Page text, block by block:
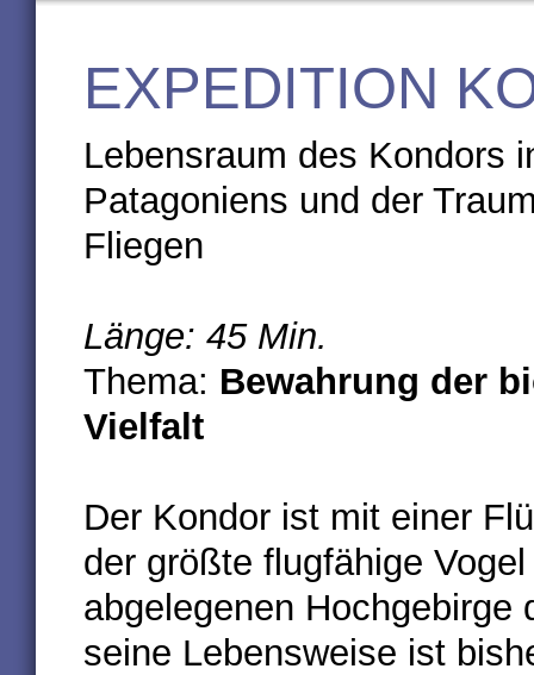
EXPEDITION
Lebensraum des Kondors
Patagoniens und der
Fliegen
Länge: 45 Min.
Thema: Bewahrung der
Vielfalt
Der Kondor ist mit einer
der größte flugfähige
abgelegenen
seine Lebensweise ist